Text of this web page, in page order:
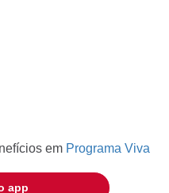
app
em Programa Viva